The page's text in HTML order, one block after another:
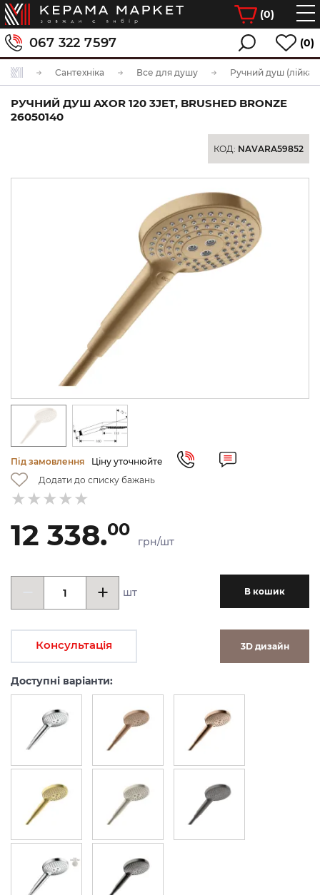
(0)
067 322 7597 (0)
Сантехніка Все для душу Ручний душ (лійка)
РУЧНИЙ ДУШ AXOR 120 3JET, BRUSHED BRONZE
26050140
КОД: NAVARA59852
Під замовлення
Ціну уточнюйте
Додати до списку бажань
12 338.00
грн/шт
шт В кошик
Консультація 3D дизайн
Доступні варіанти: